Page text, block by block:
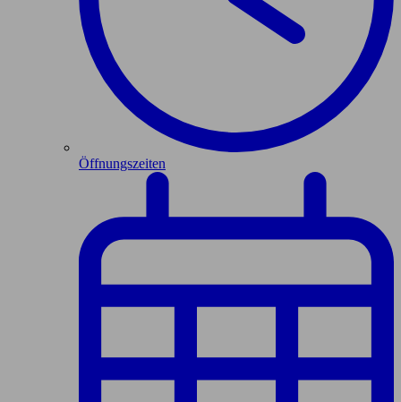
Öffnungszeiten